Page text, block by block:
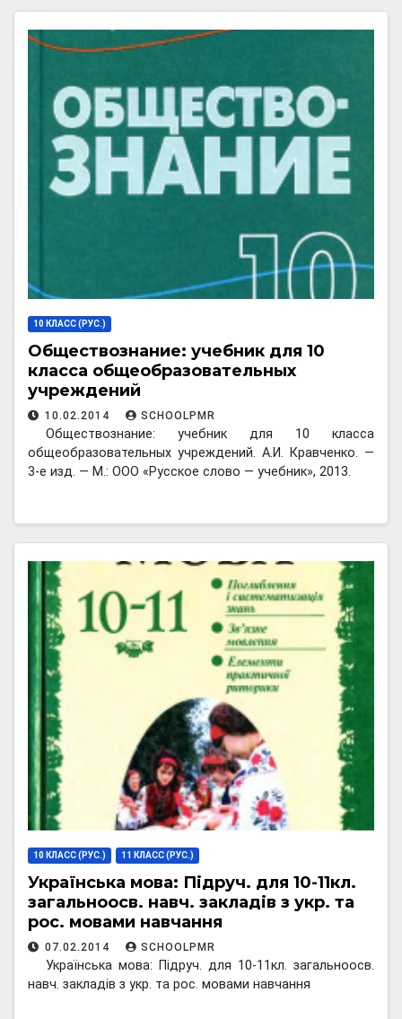
10 КЛАСС (РУС.)
Обществознание: учебник для 10
класса общеобразовательных
учреждений
10.02.2014 SCHOOLPMR
Обществознание: учебник для 10 класса
общеобразовательных учреждений. А.И. Кравченко. —
3-е изд. — М.: ООО «Русское слово — учебник», 2013.
10 КЛАСС (РУС.) 11 КЛАСС (РУС.)
Українська мова: Пiдруч. для 10-11кл.
загальноосв. навч. закладiв з укр. та
рос. мовами навчання
07.02.2014 SCHOOLPMR
Українська мова: Пiдруч. для 10-11кл. загальноосв.
навч. закладiв з укр. та рос. мовами навчання